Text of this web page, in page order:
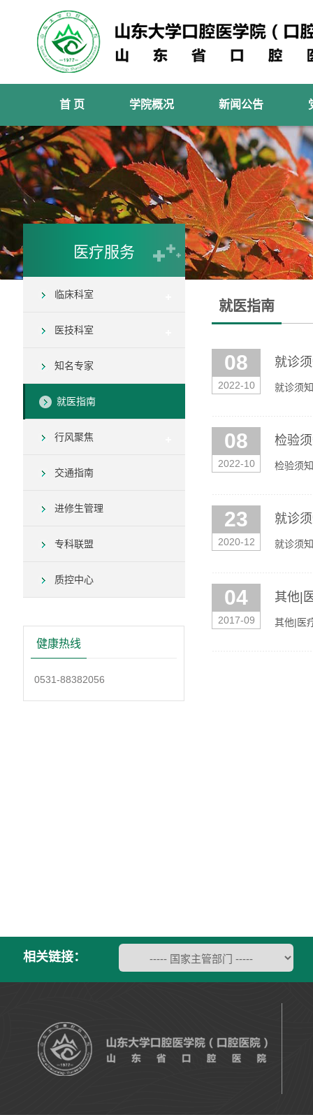
首 页 学院概况 新闻公告
医疗服务
临床科室
医技科室
知名专家
就医指南
行风聚焦
交通指南
进修生管理
专科联盟
质控中心
健康热线
0531-88382056
就医指南
08
2022-10
就诊
就诊须
08
2022-10
检验
检验须
23
2020-12
就诊
就诊须
04
2017-09
其他|
其他|医
相关链接：